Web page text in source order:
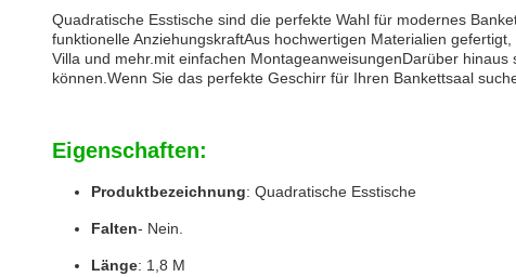
Quadratische Esstische sind die perfekte Wahl für modernes
funktionelle AnziehungskraftAus hochwertigen Materialien
Villa und mehr.mit einfachen MontageanweisungenDarüber
können.Wenn Sie das perfekte Geschirr für Ihren Bankettsaal
Eigenschaften:
Produktbezeichnung: Quadratische Esstische
Falten- Nein.
Länge: 1,8 M